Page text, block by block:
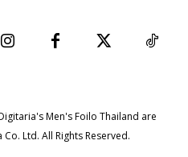
Men's Foilo Thailand are
Ltd. All Rights Reserved.